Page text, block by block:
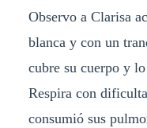
Observo a Clarisa
blanca y con un
cubre su cuerpo y
Respira con
consumió sus